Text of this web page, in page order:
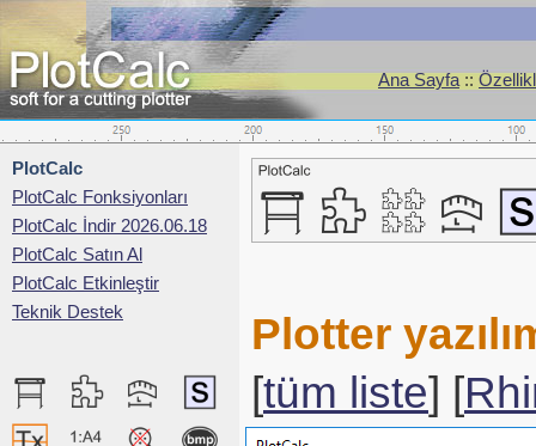
Ana Sayfa::
PlotCalc
PlotCalc Fonksiyonları
PlotCalc İndir 2026.06.18
PlotCalc Satın Al
PlotCalc Etkinleştir
Teknik Destek
Plotter
[tüm liste] [